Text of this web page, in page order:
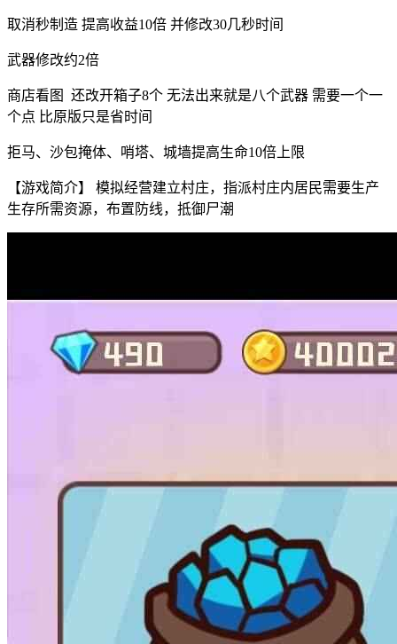
取消秒制造 提高收益10倍 并修改30几秒时间
武器修改约2倍
商店看图 还改开箱子8个 无法出来就是八个武器 需要一个一
个点 比原版只是省时间
拒马、沙包掩体、哨塔、城墙提高生命10倍上限
【游戏简介】 模拟经营建立村庄，指派村庄内居民需要生产
生存所需资源，布置防线，抵御尸潮